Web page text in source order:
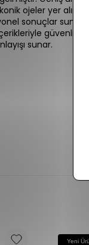
ojeler yer alır.
sonuçlar sunar.
güvenli
sunar.
Yeni